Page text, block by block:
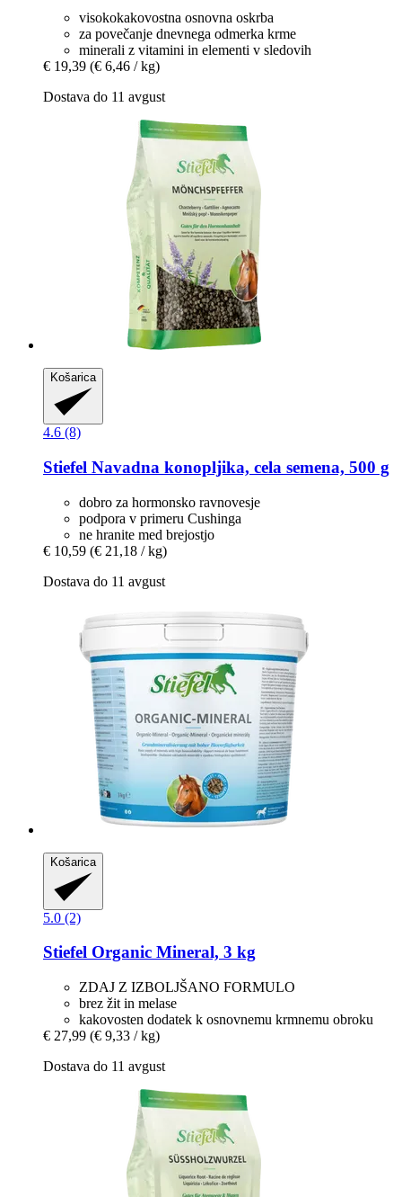
visokokakovostna osnovna oskrba
za povečanje dnevnega odmerka krme
minerali z vitamini in elementi v sledovih
€ 19,39 (€ 6,46 / kg)
Dostava do 11 avgust
Košarica
4.6 (8)
Stiefel Navadna konopljika, cela semena, 500 g
dobro za hormonsko ravnovesje
podpora v primeru Cushinga
ne hranite med brejostjo
€ 10,59 (€ 21,18 / kg)
Dostava do 11 avgust
Košarica
5.0 (2)
Stiefel Organic Mineral, 3 kg
ZDAJ Z IZBOLJŠANO FORMULO
brez žit in melase
kakovosten dodatek k osnovnemu krmnemu obroku
€ 27,99 (€ 9,33 / kg)
Dostava do 11 avgust